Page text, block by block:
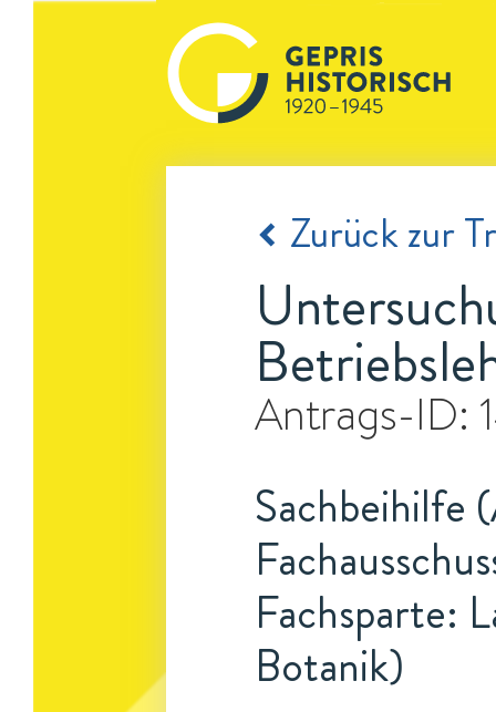
Zurück zur
Antrags-ID:
Sachbeihilfe
Fachsparte:
Botanik)